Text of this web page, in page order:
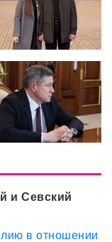
и Севский
в отношении